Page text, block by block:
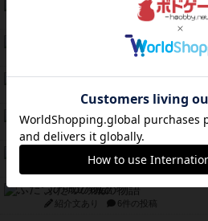
スモールワールド
13件の投稿
2件の投稿
Bitter End ブタペスト救出作戦
紹介文なし 1件の投稿
ラピード
紹介文なし 1件の投稿
紹介文なし 0件の投稿
ふたつの城の物語
紹介文あり 6件の投稿